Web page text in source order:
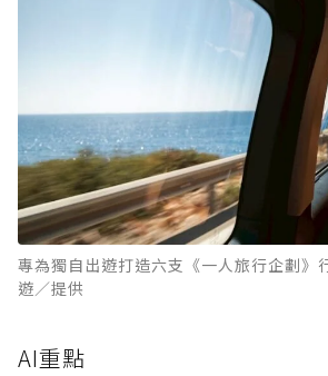
專為獨自出遊打造六支《一人旅行企劃
遊／提供
AI重點